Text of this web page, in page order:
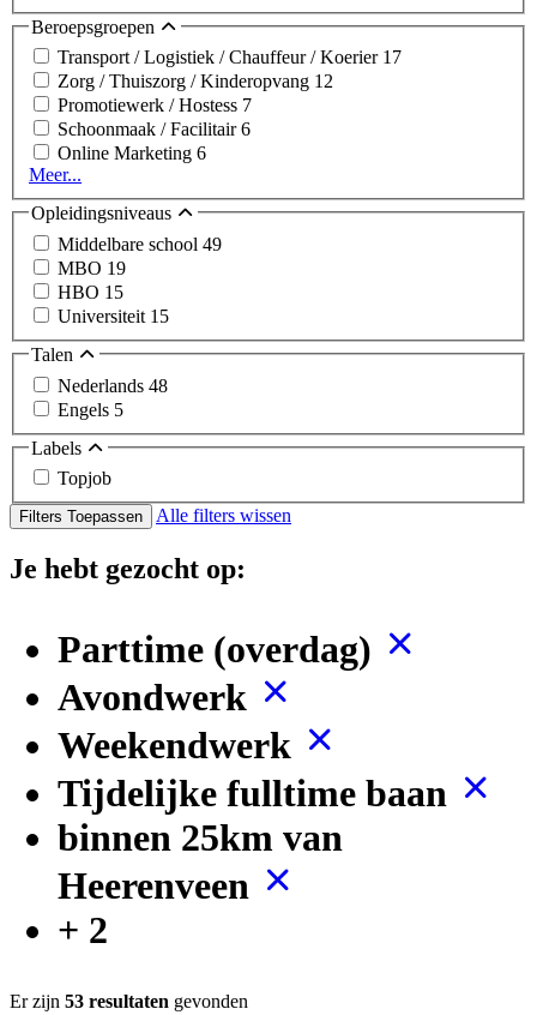
Beroepsgroepen
Transport / Logistiek / Chauffeur / Koerier 17
Zorg / Thuiszorg / Kinderopvang 12
Promotiewerk / Hostess 7
Schoonmaak / Facilitair6
Online Marketing 6
Meer...
Opleidingsniveaus
Middelbare school 49
MBO 19
HBO 15
Universiteit 15
Talen
Nederlands 48
Engels 5
Labels
Topjob
Filters Toepassen Alle filters wissen
Je hebt gezocht op:
Parttime (overdag)
Avondwerk
Weekendwerk
Tijdelijke fulltime baan
binnen 25km van
Heerenveen
+ 2
Er zijn 53 resultaten gevonden